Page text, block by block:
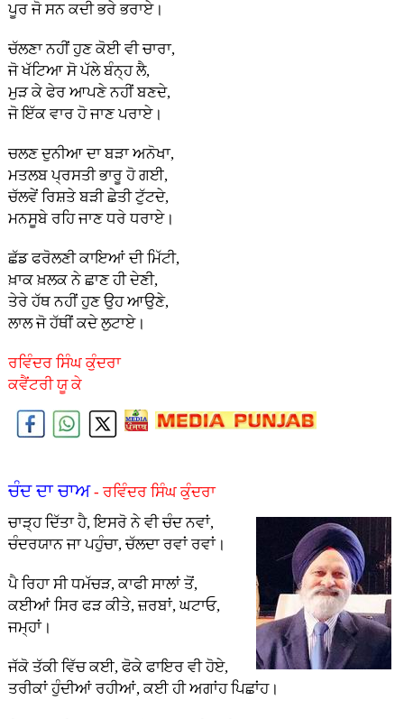
ਪੂਰ ਜੋ ਸਨ ਕਦੀ ਭਰੇ ਭਰਾਏ।
ਚੱਲਣਾ ਨਹੀਂ ਹੁਣ ਕੋਈ ਵੀ ਚਾਰਾ,
ਜੋ ਖੱਟਿਆ ਸੋ ਪੱਲੇ ਬੰਨ੍ਹ ਲੈ,
ਮੁੜ ਕੇ ਫੇਰ ਆਪਣੇ ਨਹੀਂ ਬਣਦੇ,
ਜੋ ਇੱਕ ਵਾਰ ਹੋ ਜਾਣ ਪਰਾਏ।
ਚਲਣ ਦੁਨੀਆ ਦਾ ਬੜਾ ਅਨੋਖਾ,
ਮਤਲਬ ਪ੍ਰਸਤੀ ਭਾਰੂ ਹੋ ਗਈ,
ਚੱਲਵੇਂ ਰਿਸ਼ਤੇ ਬੜੀ ਛੇਤੀ ਟੁੱਟਦੇ,
ਮਨਸੂਬੇ ਰਹਿ ਜਾਣ ਧਰੇ ਧਰਾਏ।
ਛੱਡ ਫਰੋਲਣੀ ਕਾਇਆਂ ਦੀ ਮਿੱਟੀ,
ਖ਼ਾਕ ਖ਼ਲਕ ਨੇ ਛਾਣ ਹੀ ਦੇਣੀ,
ਤੇਰੇ ਹੱਥ ਨਹੀਂ ਹੁਣ ਉਹ ਆਉਣੇ,
ਲਾਲ ਜੋ ਹੱਥੀਂ ਕਦੇ ਲੁਟਾਏ।
ਰਵਿੰਦਰ ਸਿੰਘ ਕੁੰਦਰਾ
ਕਵੈਂਟਰੀ ਯੂ ਕੇ
ਚੰਦ ਦਾ ਚਾਅ- ਰਵਿੰਦਰ ਸਿੰਘ ਕੁੰਦਰਾ
ਚਾੜ੍ਹ ਦਿੱਤਾ ਹੈ, ਇਸਰੋ ਨੇ ਵੀ ਚੰਦ ਨਵਾਂ,
ਚੰਦਰਯਾਨ ਜਾ ਪਹੁੰਚਾ, ਚੱਲਦਾ ਰਵਾਂ ਰਵਾਂ।
ਪੈ ਰਿਹਾ ਸੀ ਧਮੱਚੜ, ਕਾਫੀ ਸਾਲਾਂ ਤੋਂ,
ਕਈਆਂ ਸਿਰ ਫੜ ਕੀਤੇ, ਜ਼ਰਬਾਂ, ਘਟਾਓ,
ਜਮ੍ਹਾਂ।
ਜੱਕੋ ਤੱਕੀ ਵਿੱਚ ਕਈ, ਫੋਕੇ ਫਾਇਰ ਵੀ ਹੋਏ,
ਤਰੀਕਾਂ ਹੁੰਦੀਆਂ ਰਹੀਆਂ, ਕਈ ਹੀ ਅਗਾਂਹ ਪਿਛਾਂਹ।